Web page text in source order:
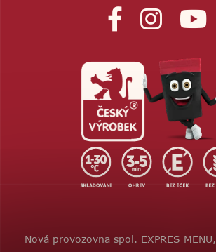
Nová provozovna spol. EXPRES MENU,